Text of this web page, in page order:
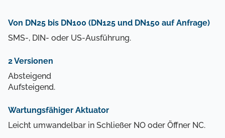
Von DN25 bis DN100 (DN125 und DN150 auf Anfrage)
SMS-, DIN- oder US-Ausführung.
2 Versionen
Absteigend
Aufsteigend.
Wartungsfähiger Aktuator
Leicht umwandelbar in Schließer NO oder Öffner NC.